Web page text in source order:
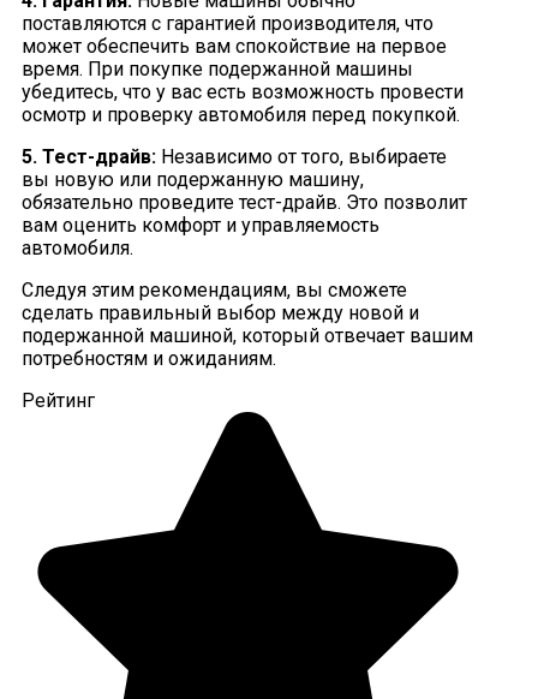
поставляются с гарантией производителя, что
может обеспечить вам спокойствие на первое
время. При покупке подержанной машины
убедитесь, что у вас есть возможность провести
осмотр и проверку автомобиля перед покупкой.
5. Тест-драйв: Независимо от того, выбираете
вы новую или подержанную машину,
обязательно проведите тест-драйв. Это позволит
вам оценить комфорт и управляемость
автомобиля.
Следуя этим рекомендациям, вы сможете
сделать правильный выбор между новой и
подержанной машиной, который отвечает вашим
потребностям и ожиданиям.
Рейтинг